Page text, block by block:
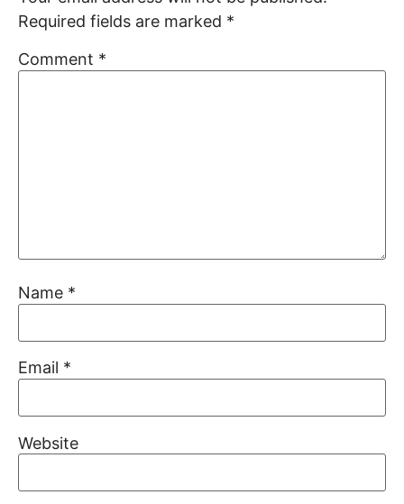
Required fields are marked *
Comment *
Name *
Email *
Website